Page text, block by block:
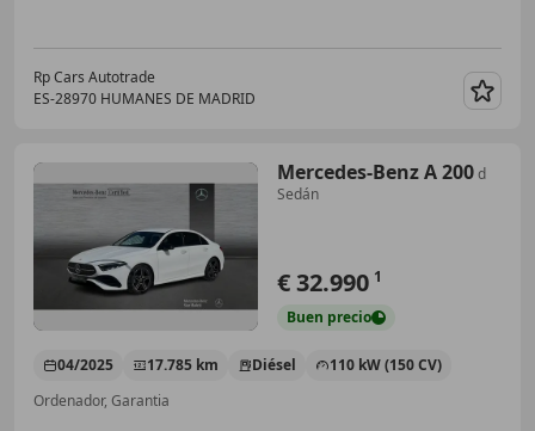
Rp Cars Autotrade
ES-28970 HUMANES DE MADRID
Mercedes-Benz A 200d
Sedán
€ 32.990 1
Buen precio
04/2025 17.785 km Diésel
110 kW (150 CV)
Ordenador, Garantia